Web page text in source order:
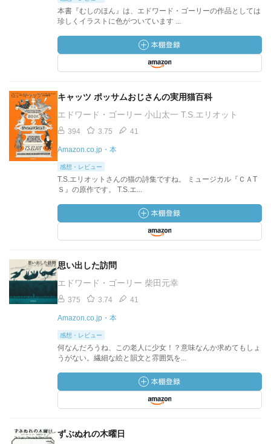
本書『むしのほん』は、エドワード・ゴーリーの作品としては
珍しくイラストに色がついています ...
キャッツ ポッサムおじさんの実用猫百科
エドワード・ゴーリー 小山太一 T.S.エリオット
394 3.75 41
Amazon.co.jp・本
感想・レビュー
T.S.エリオットさんの猫の詩集ですね。 ミュージカル『ＣＡT
Ｓ』の原作です。 T.S.エ...
思い出した訪問
エドワード・ゴーリー 柴田元幸
375 3.74 41
Amazon.co.jp・本
感想・レビュー
何なんだろうね、この老人に少女！？意味なんか求めてもしょ
うがない。繊細な絵と韻文と雰囲気を...
ずぶぬれの木曜日